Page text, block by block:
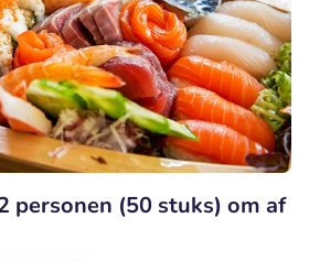
personen (50 stuks) om af